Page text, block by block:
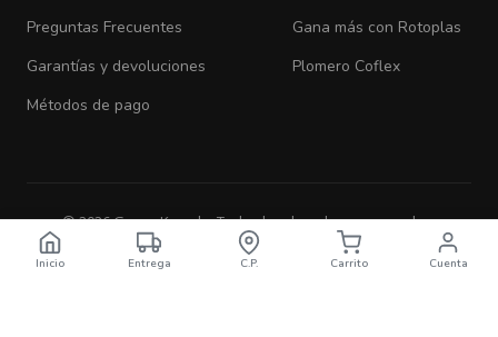
Preguntas Frecuentes
Garantías y devoluciones
Métodos de pago
Gana más con Rotoplas
Plomero Coflex
© 2026 Grupo Kuroda. Todos los derechos reservados.
Aviso de Privacidad
Términos y Condiciones
Inicio Entrega C.P. Carrito Cuenta